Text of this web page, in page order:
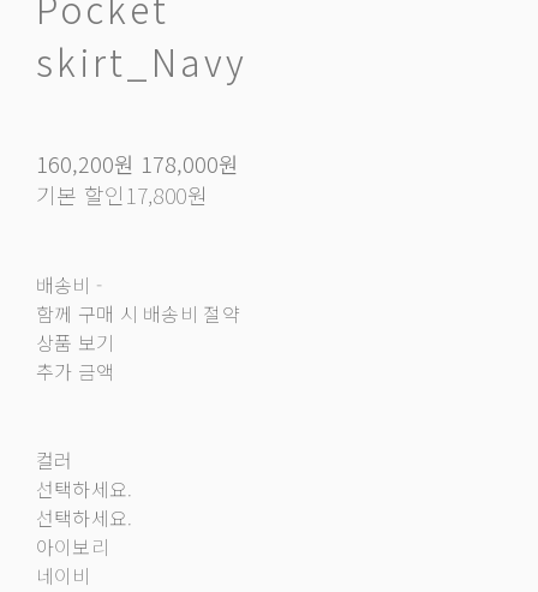
skirt_Navy
160,200원 178,000원
기본 할인 17,800원
배송비 -
함께 구매 시 배송비 절약
상품 보기
추가 금액
컬러
선택하세요.
선택하세요.
아이보리
네이비